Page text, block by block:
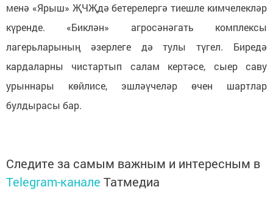
менә «Ярыш» ҖЧҖдә бетерелергә тиешле кимчелекләр
күренде. «Биклән» агросәнәгать комплексы
лагерьларының әзерлеге дә тулы түгел. Биредә
кардаларны чистартып салам кертәсе, сыер саву
урыннары көйлисе, эшләүчеләр өчен шартлар
булдырасы бар.
Следите за самым важным и интересным в
Telegram-канале Татмедиа